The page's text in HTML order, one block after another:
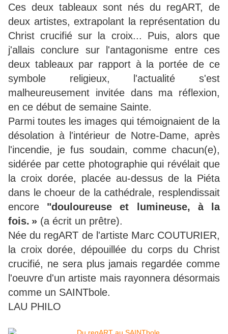
Ces deux tableaux sont nés du regART, de
deux artistes, extrapolant la représentation du
Christ crucifié sur la croix... Puis, alors que
j'allais conclure sur l'antagonisme entre ces
deux tableaux par rapport à la portée de ce
symbole religieux, l'actualité s'est
malheureusement invitée dans ma réflexion,
en ce début de semaine Sainte.
Parmi toutes les images qui témoignaient de la
désolation à l'intérieur de Notre-Dame, après
l'incendie, je fus soudain, comme chacun(e),
sidérée par cette photographie qui révélait que
la croix dorée, placée au-dessus de la Piéta
dans le choeur de la cathédrale, resplendissait
encore "douloureuse et lumineuse, à la
fois. » (a écrit un prêtre).
Née du regART de l'artiste Marc COUTURIER,
la croix dorée, dépouillée du corps du Christ
crucifié, ne sera plus jamais regardée comme
l'oeuvre d'un artiste mais rayonnera désormais
comme un SAINTbole.
LAU PHILO